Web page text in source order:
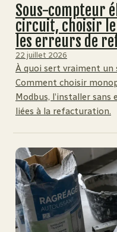
Sous-compteur
circuit, choisir
les erreurs de
22 juillet 2026
À quoi sert vraiment un
Comment choisir
Modbus, l’installer
liées à la refacturation.